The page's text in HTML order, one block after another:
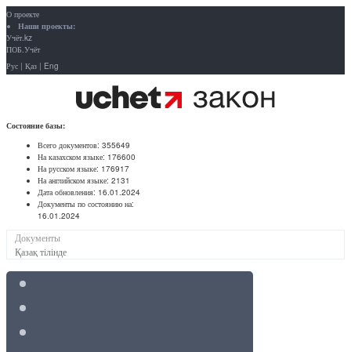
О проекте
Наши проекты:
Учёт.kz
ПОБ.Учёт
Рус | Қаз | Eng
Состояние базы:
Всего документов: 355649
На казахском языке: 176600
На русском языке: 176917
На английском языке: 2131
Дата обновления: 16.01.2024
Документы по состоянию на:
16.01.2024
Документы
Қазақ тілінде